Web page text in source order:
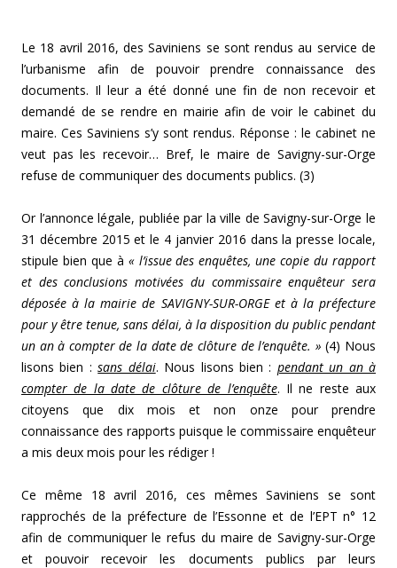
Le 18 avril 2016, des Saviniens se sont rendus au service de
l’urbanisme afin de pouvoir prendre connaissance des
documents. Il leur a été donné une fin de non recevoir et
demandé de se rendre en mairie afin de voir le cabinet du
maire. Ces Saviniens s’y sont rendus. Réponse : le cabinet ne
veut pas les recevoir… Bref, le maire de Savigny-sur-Orge
refuse de communiquer des documents publics. (3)
Or l’annonce légale, publiée par la ville de Savigny-sur-Orge le
31 décembre 2015 et le 4 janvier 2016 dans la presse locale,
stipule bien que à « l’issue des enquêtes, une copie du rapport
et des conclusions motivées du commissaire enquêteur sera
déposée à la mairie de SAVIGNY-SUR-ORGE et à la préfecture
pour y être tenue, sans délai, à la disposition du public pendant
un an à compter de la date de clôture de l’enquête. » (4) Nous
lisons bien :sans délai. Nous lisons bien : pendant un an à
compter de la date de clôture de l’enquête. Il ne reste aux
citoyens que dix mois et non onze pour prendre
connaissance des rapports puisque le commissaire enquêteur
a mis deux mois pour les rédiger !
Ce même 18 avril 2016, ces mêmes Saviniens se sont
rapprochés de la préfecture de l’Essonne et de l’EPT n° 12
afin de communiquer le refus du maire de Savigny-sur-Orge
et pouvoir recevoir les documents publics par leurs